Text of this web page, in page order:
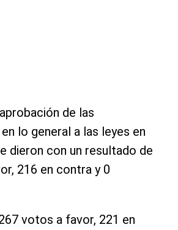
de las
lo general a las leyes en
dieron con un resultado de
216 en contra y 0
votos a favor, 221 en